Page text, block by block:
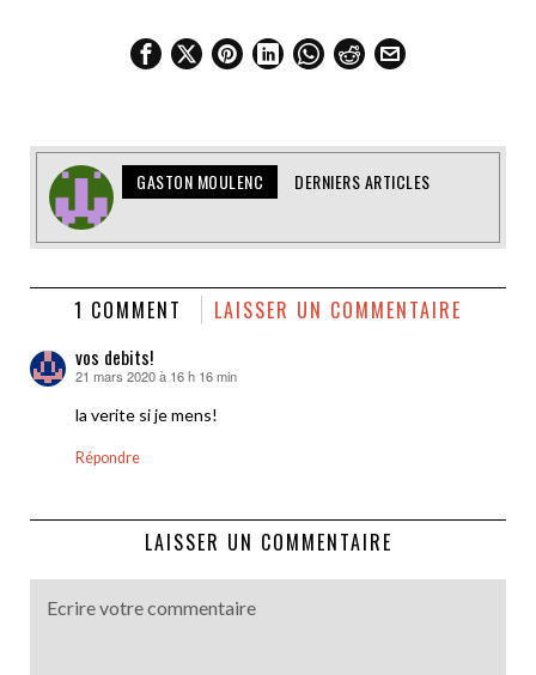
GASTON MOULENC DERNIERS ARTICLES
1 COMMENT LAISSER UN COMMENTAIRE
vos debits!
dit :
21 mars 2020 à 16 h 16 min
la verite si je mens!
Répondre
LAISSER UN COMMENTAIRE